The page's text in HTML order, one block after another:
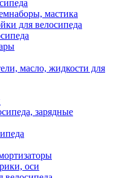
мастика
для велосипеда
масло, жидкости для
зарядные
оси